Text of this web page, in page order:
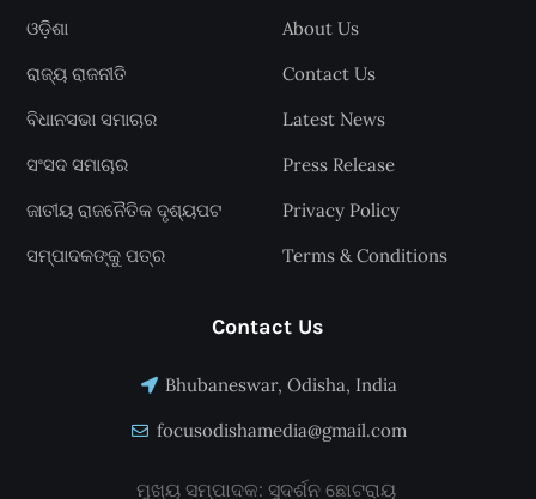
ଓଡ଼ିଶା
ରାଜ୍ୟ ରାଜନୀତି
ବିଧାନସଭା ସମାଚାର
ସଂସଦ ସମାଚାର
ଜାତୀୟ ରାଜନୈତିକ ଦୃଶ୍ୟପଟ
ସମ୍ପାଦକଙ୍କୁ ପତ୍ର
About Us
Contact Us
Latest News
Press Release
Privacy Policy
Terms & Conditions
Contact Us
Bhubaneswar, Odisha, India
focusodishamedia@gmail.com
ମୁଖ୍ୟ ସମ୍ପାଦକ: ସୁଦର୍ଶନ ଛୋଟରାୟ